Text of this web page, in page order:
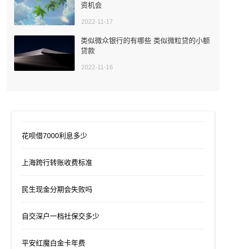
资机会
2022-11-17
类似微众银行的有哪些 类似微粒贷的小额
贷款
2022-11-16
花呗借7000利息多少
上海跨行转账收费标准
民生现金分期会失败吗
自交深户一档社保交多少
平安红魔白金卡年费